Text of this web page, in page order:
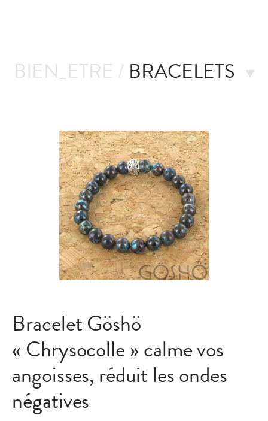
BIEN_ETRE / BRACELETS
Bracelet Göshö
« Chrysocolle » calme vos
angoisses, réduit les ondes
négatives